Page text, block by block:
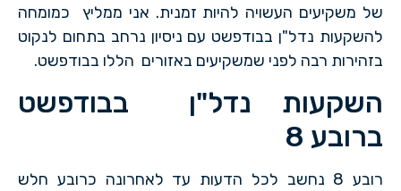
של משקיעים העשויה להיות זמנית. אני ממליץ כמומחה
להשקעות נדל"ן בבודפשט עם ניסיון נרחב בתחום לנקוט
בזהירות רבה לפני שמשקיעים באזורים הללו בבודפשט.
השקעות נדל"ן בבודפשט
ברובע 8
רובע 8 נחשב לכל הדעות עד לאחרונה כרובע חלש